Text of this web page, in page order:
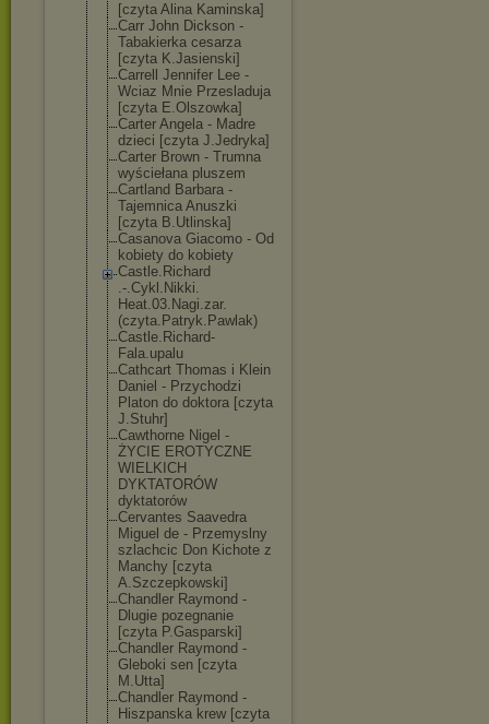
[czyta Alina Kaminska]
Carr John Dickson -
Tabakierka cesarza
[czyta K.Jasienski]
Carrell Jennifer Lee -
Wciaz Mnie Przesladuja
[czyta E.Olszowka]
Carter Angela - Madre
dzieci [czyta J.Jedryka]
Carter Brown - Trumna
wyściełana pluszem
Cartland Barbara -
Tajemnica Anuszki
[czyta B.Utlinska]
Casanova Giacomo - Od
kobiety do kobiety
Castle.Richard
.-.Cykl.Nikki.
Heat.03.Nagi.zar.
(czyta.Patryk.Pawlak)
Castle.Richard-
Fala.upalu
Cathcart Thomas i Klein
Daniel - Przychodzi
Platon do doktora [czyta
J.Stuhr]
Cawthorne Nigel -
ŻYCIE EROTYCZNE
WIELKICH
DYKTATORÓW
dyktatorów
Cervantes Saavedra
Miguel de - Przemyslny
szlachcic Don Kichote z
Manchy [czyta
A.Szczepkowski]
Chandler Raymond -
Dlugie pozegnanie
[czyta P.Gasparski]
Chandler Raymond -
Gleboki sen [czyta
M.Utta]
Chandler Raymond -
Hiszpanska krew [czyta